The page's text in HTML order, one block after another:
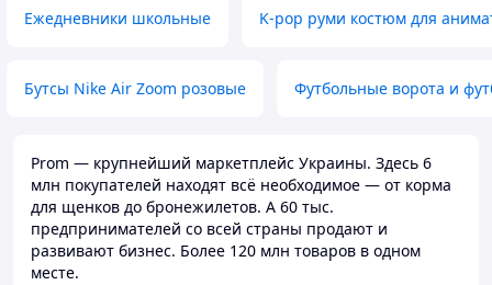
Ежедневники школьные K-pop руми костюм для
Бутсы Nike Air Zoom розовые Футбольные ворота и
Prom — крупнейший маркетплейс Украины. Здесь 6
млн покупателей находят всё необходимое — от корма
для щенков до бронежилетов. А 60 тыс.
предпринимателей со всей страны продают и
развивают бизнес. Более 120 млн товаров в одном
месте.